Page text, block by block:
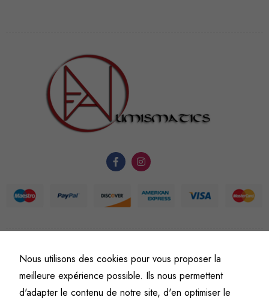
©Fine art numismatics– Tous droits réservés.
Politique de confidentialité
Conditions générales de vente et d’utilisation
Mentions légales
Nous utilisons des cookies pour vous proposer la
meilleure expérience possible. Ils nous permettent
d'adapter le contenu de notre site, d'en optimiser le
améliorer la
et la
site Web, en
l'usage qu'il
en est fait.